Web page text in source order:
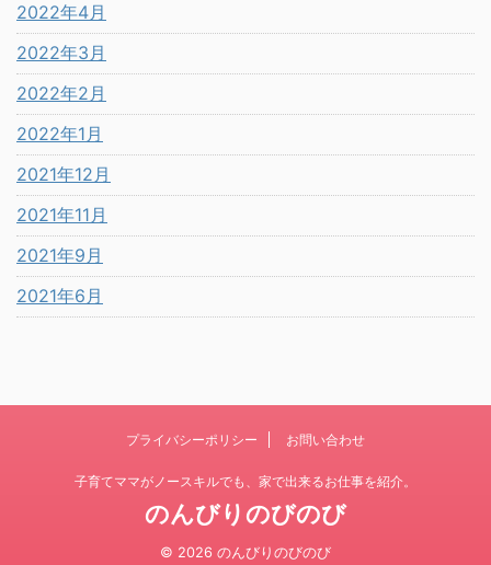
2022年4月
2022年3月
2022年2月
2022年1月
2021年12月
2021年11月
2021年9月
2021年6月
プライバシーポリシー お問い合わせ
子育てママがノースキルでも、家で出来るお仕事を紹介。
のんびりのびのび
© 2026 のんびりのびのび